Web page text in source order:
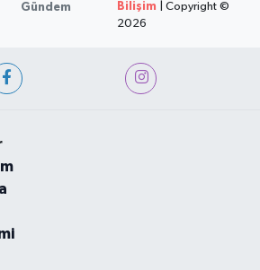
Gündem
Bilişim | Copyright ©
2026